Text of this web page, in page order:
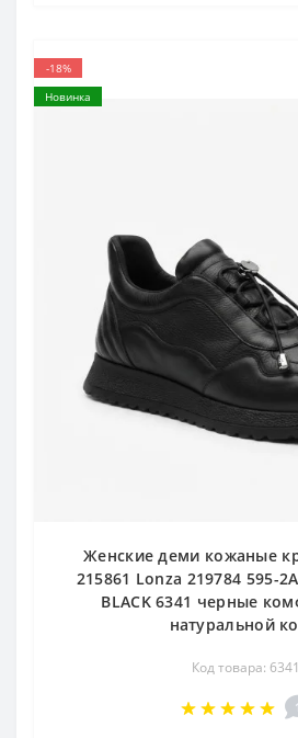
-18%
Новинка
Женские деми кожаные
215861 Lonza 219784 595-
BLACK 6341 черные
натуральной
Код товара: 6341
1